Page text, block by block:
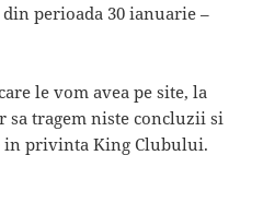
perioada 30 ianuarie –
le vom avea pe site, la
sa tragem niste concluzii si
in privinta King Clubului.